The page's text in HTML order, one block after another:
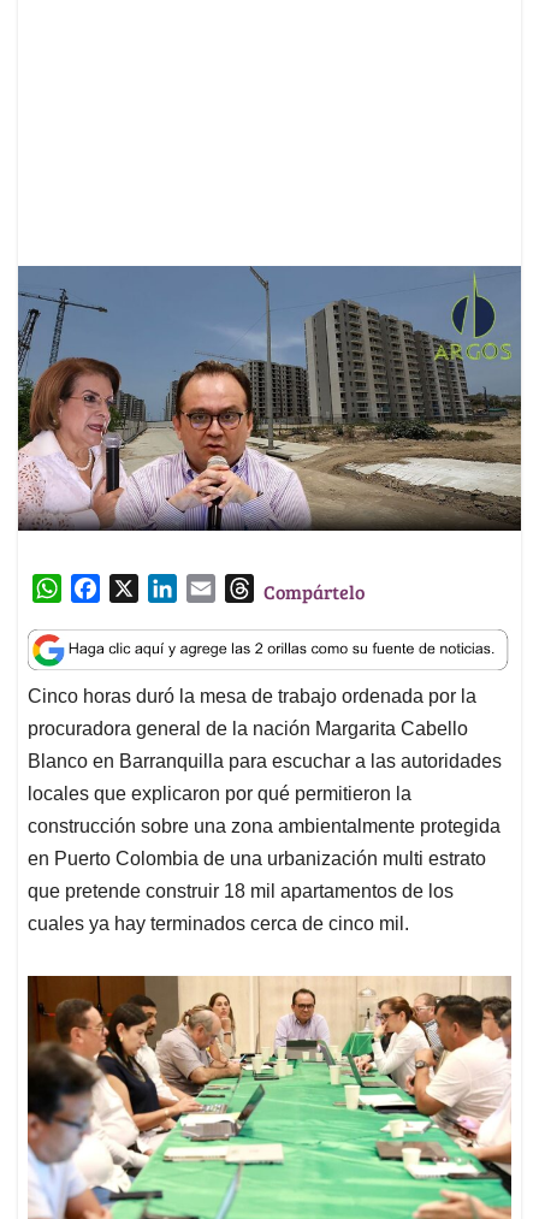
W
a
t
s
A
p
p
c
e
b
o
o
k
n
k
e
d
I
n
a
i
l
T
r
e
a
d
s
Compártelo
Cinco horas duró la mesa de trabajo ordenada por la
procuradora general de la nación Margarita Cabello
Blanco en Barranquilla para escuchar a las autoridades
locales que explicaron por qué permitieron la
construcción sobre una zona ambientalmente protegida
en Puerto Colombia de una urbanización multi estrato
que pretende construir 18 mil apartamentos de los
cuales ya hay terminados cerca de cinco mil.